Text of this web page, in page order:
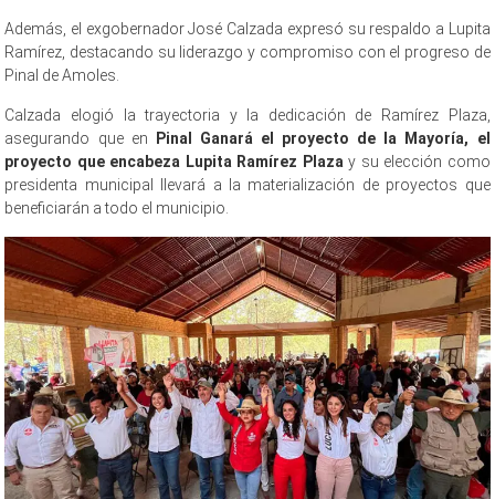
Además, el exgobernador José Calzada expresó su respaldo a Lupita
Ramírez, destacando su liderazgo y compromiso con el progreso de
Pinal de Amoles.
Calzada elogió la trayectoria y la dedicación de Ramírez Plaza,
asegurando que en
Pinal Ganará el proyecto de la Mayoría, el
proyecto que encabeza Lupita Ramírez Plaza y su elección como
presidenta municipal llevará a la materialización de proyectos que
beneficiarán a todo el municipio.